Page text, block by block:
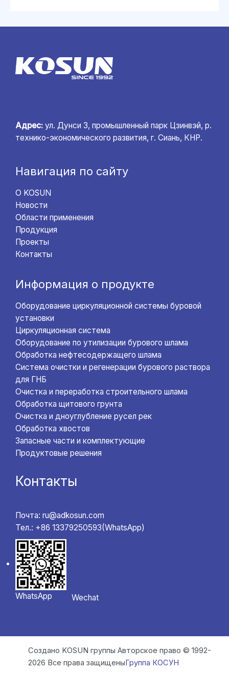
Адрес: ул. Дунси 3, промышленный парк Цзинвэй, р.
технико-экономического развития, г. Сиань, КНР.
Навигация по сайту
О KOSUN
Новости
Области применения
Продукция
Проекты
Контакты
Информация о продукте
Оборудование циркуляционной системы буровой
установки
Циркуляционная система
Оборудование по утилизации бурового шлама
Обработка нефтесодержащего шлама
Система очистки и регенерации бурового раствора
для ГНБ
Очистка и переработка строительного шлама
Обработка щитового грунта
Очистка и дноуглубление русел рек
Обработка хвостов
Запасные части и комплектующие
Продуктовые решения
Контакты
Почта: ru@adkosun.com
Тел.: +86 13379250593(WhatsApp)
WhatsApp Wechat
Создано KOSUN группы Авторское право © 1992-
2026 Все права защищены Группа КОСУН